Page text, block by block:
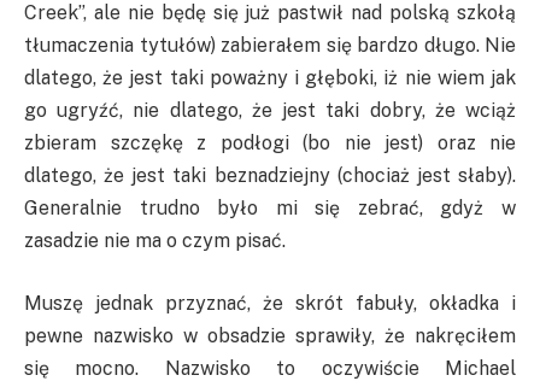
Creek”, ale nie będę się już pastwił nad polską szkołą
tłumaczenia tytułów) zabierałem się bardzo długo. Nie
dlatego, że jest taki poważny i głęboki, iż nie wiem jak
go ugryźć, nie dlatego, że jest taki dobry, że wciąż
zbieram szczękę z podłogi (bo nie jest) oraz nie
dlatego, że jest taki beznadziejny (chociaż jest słaby).
Generalnie trudno było mi się zebrać, gdyż w
zasadzie nie ma o czym pisać.
Muszę jednak przyznać, że skrót fabuły, okładka i
pewne nazwisko w obsadzie sprawiły, że nakręciłem
się mocno. Nazwisko to oczywiście Michael